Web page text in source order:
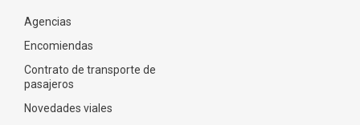
Agencias
Encomiendas
Contrato de transporte de
pasajeros
Novedades viales